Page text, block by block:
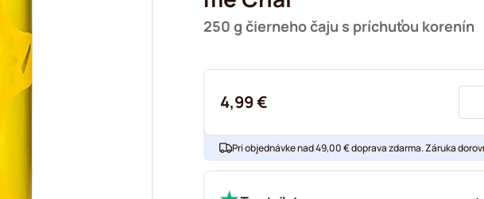
250 g čierneho čaju s príchuťou korenín
4,99 €
Pri objednávke nad 49,00 € doprava zdarma. Záruka